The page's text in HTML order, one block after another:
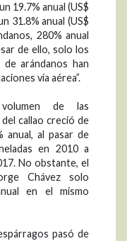
19.7% anual (US$
31.8% anual (US$
280% anual
de ello, solo los
arándanos han
vía aérea”.
de las
callao creció de
anual, al pasar de
en 2010 a
No obstante, el
Chávez solo
en el mismo
pasó de